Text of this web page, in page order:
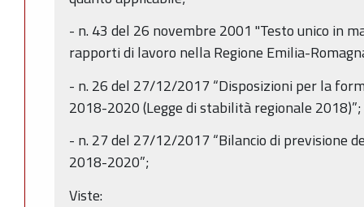
- n. 43 del 26 novembre 2001 "Testo unico in
rapporti di lavoro nella Regione Emilia-
- n. 26 del 27/12/2017 “Disposizioni per la
2018-2020 (Legge di stabilità regionale 2018)”;
- n. 27 del 27/12/2017 “Bilancio di previsione
2018-2020”;
Viste: